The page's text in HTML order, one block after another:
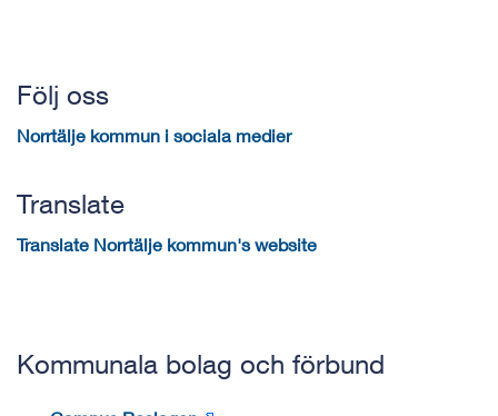
Följ oss
Norrtälje kommun i sociala medier
Translate
Translate Norrtälje kommun's website
Kommunala bolag och förbund